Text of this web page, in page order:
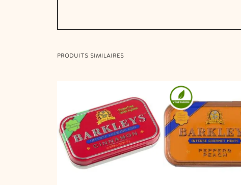
PRODUITS SIMILAIRES